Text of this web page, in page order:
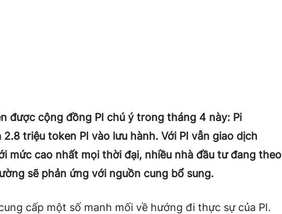
được cộng đồng PI chú ý trong tháng 4 này: Pi
triệu token PI vào lưu hành. Với PI vẫn giao dịch
mức cao nhất mọi thời đại, nhiều nhà đầu tư đang theo
sẽ phản ứng với nguồn cung bổ sung.
cấp một số manh mối về hướng đi thực sự của PI.